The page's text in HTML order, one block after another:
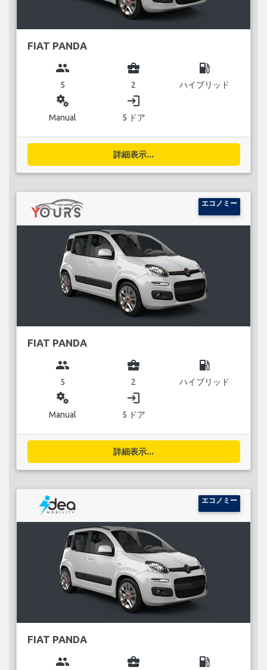
FIAT PANDA
group
5
business_center
2
local_gas_station
ハイブリッド
miscellaneous_services
Manual
login
5 ドア
詳細表示...
エコノミー
FIAT PANDA
group
5
business_center
2
local_gas_station
ハイブリッド
miscellaneous_services
Manual
login
5 ドア
詳細表示...
エコノミー
FIAT PANDA
group business_center local_gas_station